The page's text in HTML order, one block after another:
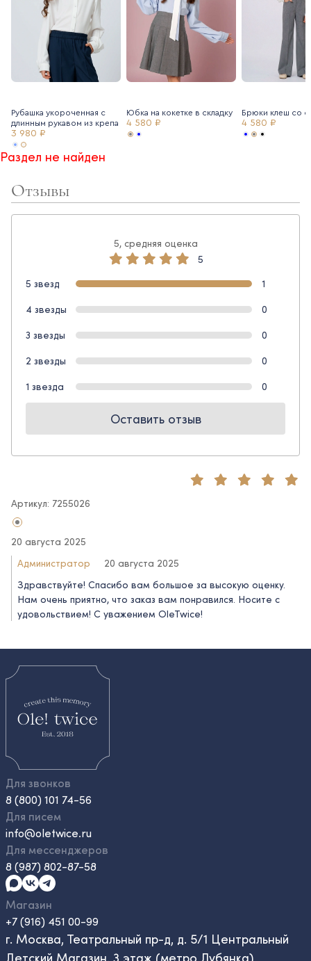
Рубашка укороченная с
длинным рукавом из крепа
3 980 ₽
Юбка на кокетке в складку
4 580 ₽
Брюки клеш со
4 580 ₽
Раздел не найден
Отзывы
5, средняя оценка
5
5 звезд
1
4 звезды
0
3 звезды
0
2 звезды
0
1 звезда
0
Оставить отзыв
Артикул: 7255026
20 августа 2025
Администратор
20 августа 2025
Здравствуйте! Спасибо вам большое за высокую оценку.
Нам очень приятно, что заказ вам понравился. Носите с
удовольствием! С уважением OleTwice!
Для звонков
8 (800) 101 74-56
Для писем
info@oletwice.ru
Для мессенджеров
8 (987) 802-87-58
Магазин
+7 (916) 451 00-99
г. Москва, Театральный пр-д, д. 5/1 Центральный